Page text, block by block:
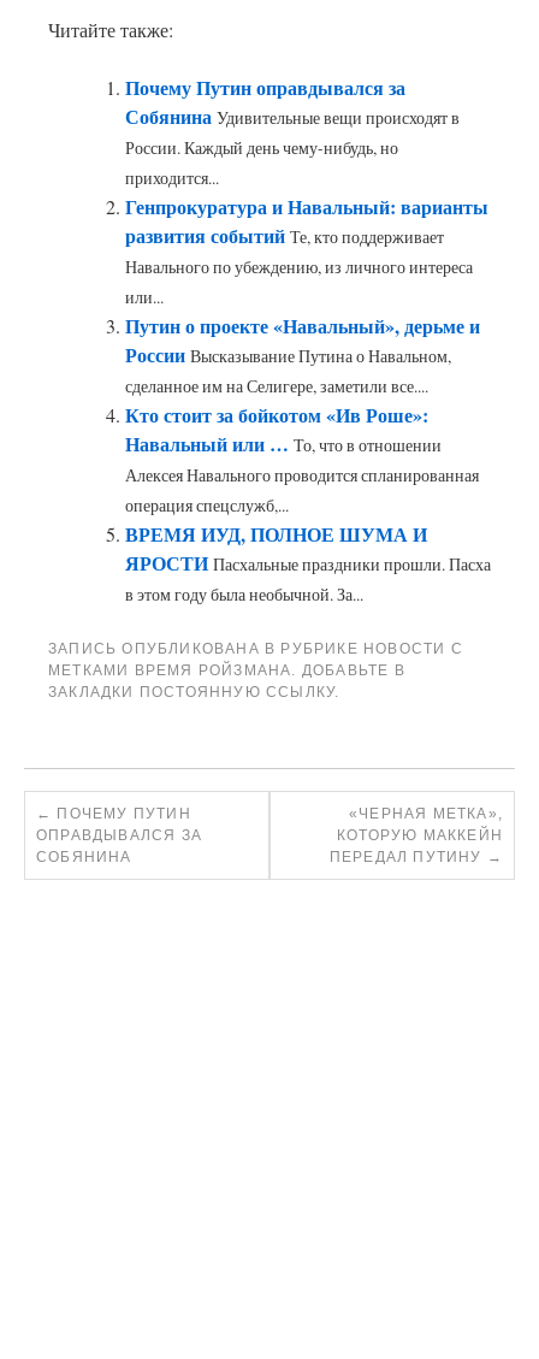
Читайте также:
Почему Путин оправдывался за
Собянина Удивительные вещи происходят в
России. Каждый день чему-нибудь, но
приходится...
Генпрокуратура и Навальный: варианты
развития событий Те, кто поддерживает
Навального по убеждению, из личного интереса
или...
Путин о проекте «Навальный», дерьме и
России Высказывание Путина о Навальном,
сделанное им на Селигере, заметили все....
Кто стоит за бойкотом «Ив Роше»:
Навальный или … То, что в отношении
Алексея Навального проводится спланированная
операция спецслужб,...
ВРЕМЯ ИУД, ПОЛНОЕ ШУМА И
ЯРОСТИ Пасхальные праздники прошли. Пасха
в этом году была необычной. За...
ЗАПИСЬ ОПУБЛИКОВАНА В РУБРИКЕ НОВОСТИ С
МЕТКАМИ
ВРЕМЯ РОЙЗМАНА. ДОБАВЬТЕ В
ЗАКЛАДКИ
ПОСТОЯННУЮ ССЫЛКУ.
←
ПОЧЕМУ ПУТИН
ОПРАВДЫВАЛСЯ ЗА
СОБЯНИНА
«ЧЕРНАЯ МЕТКА»,
КОТОРУЮ МАККЕЙН
ПЕРЕДАЛ ПУТИНУ →